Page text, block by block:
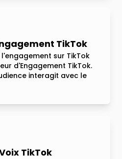
TikTok
sur TikTok
d'Engagement TikTok.
interagit avec le
TikTok